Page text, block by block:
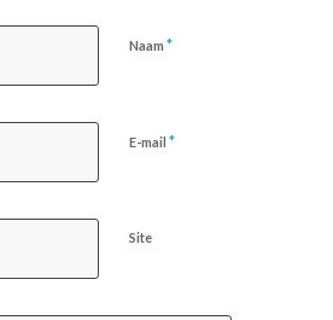
Naam *
E-mail *
Site